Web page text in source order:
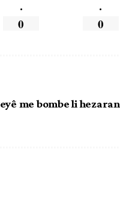
.
0
.
0
me bombe li hezaran